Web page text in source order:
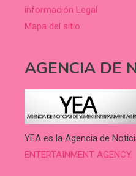
información Legal
Mapa del sitio
AGENCIA DE
YEA es la Agencia de
ENTERTAINMENT AGENCY.